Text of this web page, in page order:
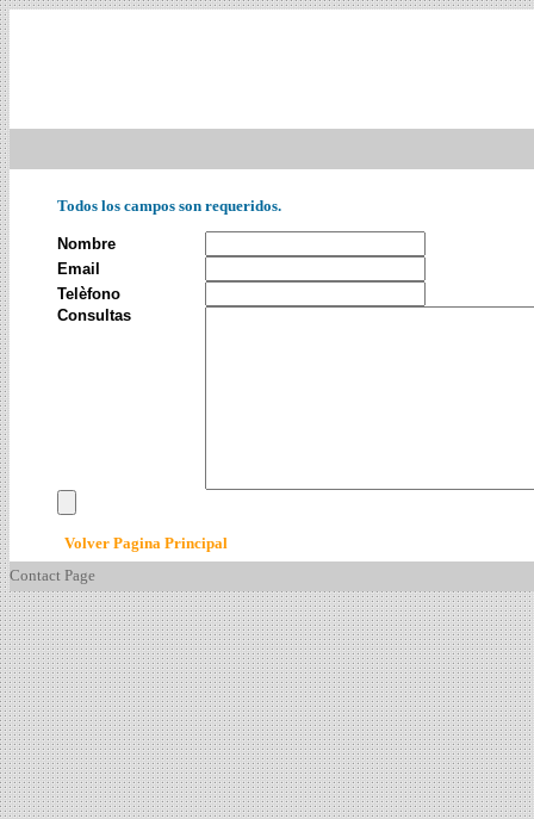
Todos los campos son requeridos.
Nombre
Email
Telèfono
Consultas
Volver Pagina Principal
Contact Page